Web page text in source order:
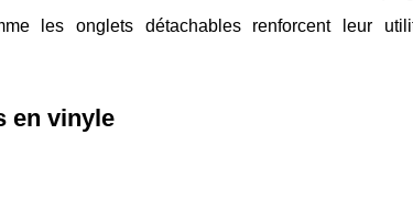
les onglets détachables renforcent leur
en vinyle